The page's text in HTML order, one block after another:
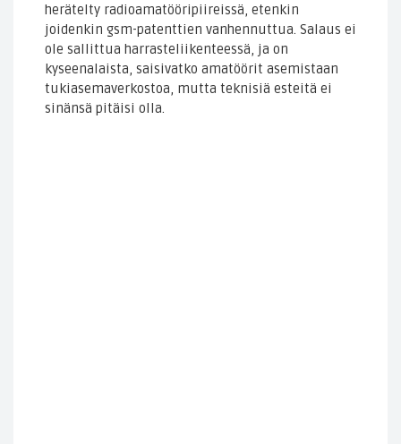
herätelty radioamatööripiireissä, etenkin
joidenkin gsm-patenttien vanhennuttua. Salaus ei
ole sallittua harrasteliikenteessä, ja on
kyseenalaista, saisivatko amatöörit asemistaan
tukiasemaverkostoa, mutta teknisiä esteitä ei
sinänsä pitäisi olla.